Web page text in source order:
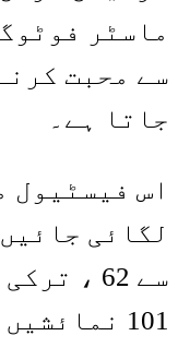
ماسٹر
سے محبت
جاتا ہے۔
لگائی
101 نمائشیں شامل ہیں۔